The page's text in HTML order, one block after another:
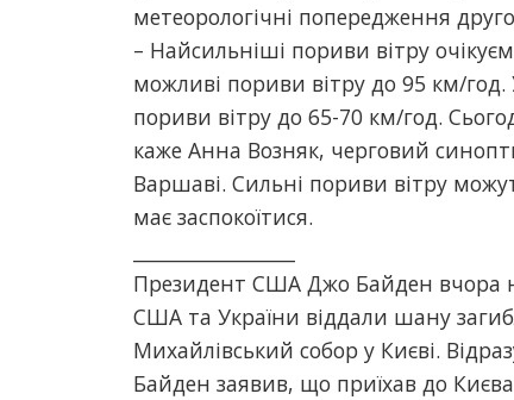
метеорологічні попередження
– Найсильніші пориви вітру
можливі пориви вітру до 95 км/год.
пориви вітру до 65-70 км/год.
каже Анна Возняк, черговий
Варшаві. Сильні пориви вітру
має заспокоїтися.
Президент США Джо Байден вчора
США та України віддали шану
Михайлівський собор у Києві.
Байден заявив, що приїхав до